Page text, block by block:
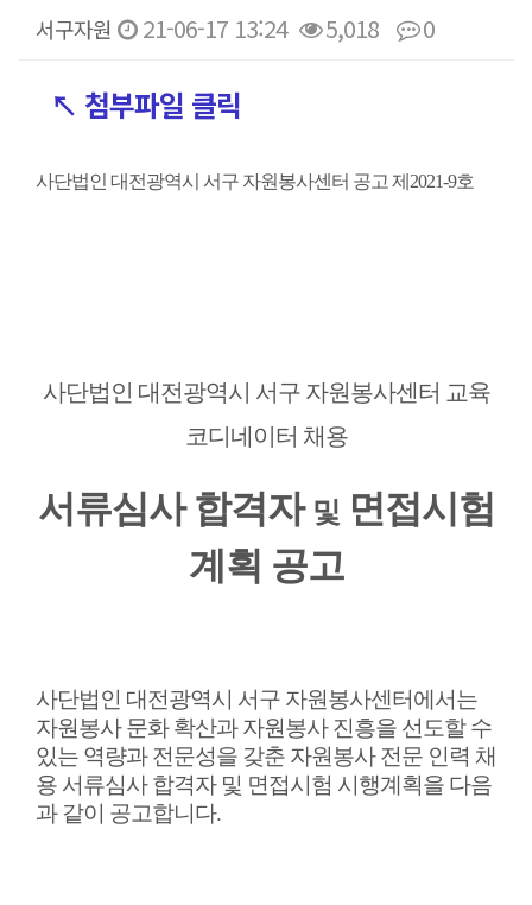
서구자원 21-06-17 13:24 5,018 0
본문
↖ 첨부파일 클릭
사단법인 대전광역시 서구 자원봉사센터 공고 제2021-9호
사단법인 대전광역시 서구 자원봉사센터 교육
코디네이터 채용
서류심사 합격자 및 면접시험
계획 공고
사단법인 대전광역시 서구 자원봉사센터에서는
자원봉사 문화 확산과 자원봉사 진흥을 선도할 수
있는 역량과 전문성을 갖춘 자원봉사 전문 인력 채
용 서류심사 합격자 및 면접시험 시행계획을 다음
과 같이 공고합니다.